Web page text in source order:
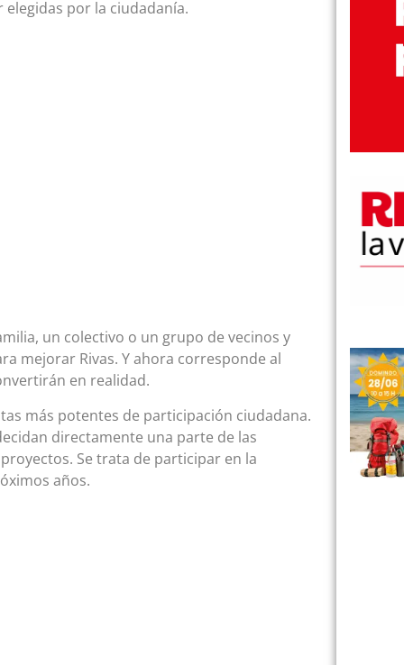
por la ciudadanía.
un colectivo o un grupo de vecinos y
mejorar Rivas. Y ahora corresponde al
en realidad.
más potentes de participación ciudadana.
directamente una parte de las
Se trata de participar en la
años.